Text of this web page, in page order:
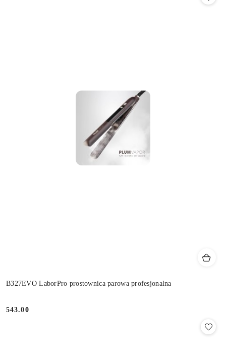
B327EVO LaborPro prostownica parowa profesjonalna
Cena:
543.00